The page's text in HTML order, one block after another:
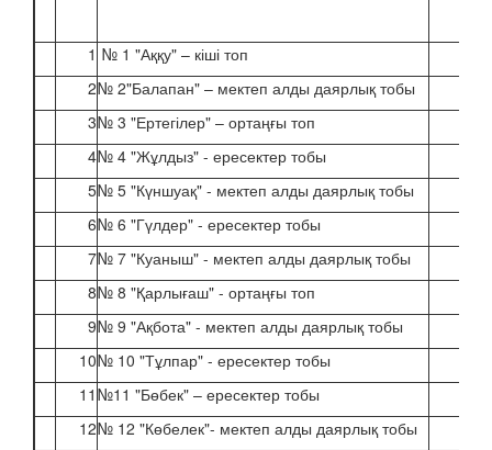
1 № 1 "Аққу" – кіші топ
2№ 2"Балапан" – мектеп алды даярлық тобы
3№ 3 "Ертегілер" – ортаңғы топ
4№ 4 "Жұлдыз" - ересектер тобы
5№ 5 "Күншуақ" - мектеп алды даярлық тобы
6№ 6 "Гүлдер" - ересектер тобы
7№ 7 "Куаныш" - мектеп алды даярлық тобы
8№ 8 "Қарлығаш" - ортаңғы топ
9№ 9 "Ақбота" - мектеп алды даярлық тобы
10№ 10 "Тұлпар" - ересектер тобы
11 №11 "Бөбек" – ересектер тобы
12№ 12 "Көбелек"- мектеп алды даярлық тобы